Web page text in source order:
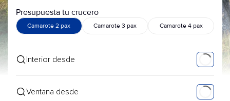
Presupuesta tu crucero
Camarote 2 pax Camarote 3 pax Camarote 4 pax
Interior desde
Ventana desde